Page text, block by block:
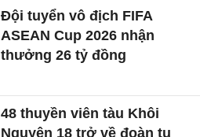
Đội tuyển vô địch FIFA
ASEAN Cup 2026 nhận
thưởng 26 tỷ đồng
48 thuyền viên tàu Khôi
Nguyên 18 trở về đoàn tụ